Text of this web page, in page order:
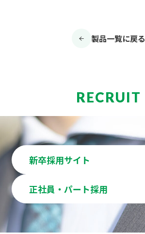
製品一覧に戻る
RECRUIT
新卒採用サイト
正社員・パート採用